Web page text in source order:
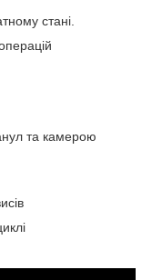
стані.
та камерою